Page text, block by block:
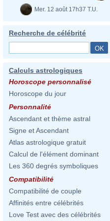
Mer. 12 août 17h37 T.U.
Recherche de célébrité
Calculs astrologiques
Horoscope personnalisé
Horoscope du jour
Personnalité
Ascendant et thème astral
Signe et Ascendant
Atlas astrologique gratuit
Calcul de l'élément dominant
Les 360 degrés symboliques
Compatibilité
Compatibilité de couple
Affinités entre célébrités
Love Test avec des célébrités